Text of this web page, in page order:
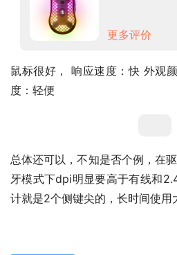
更多评价
鼠标很好， 响应速度：快 外观
度：轻便
总体还可以，不知是否个例，在
牙模式下dpi明显要高于有线和
计就是2个侧键尖的，长时间使用